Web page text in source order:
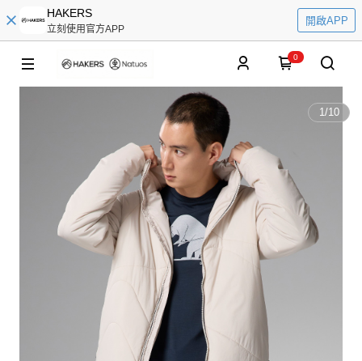
HAKERS
立刻使用官方APP
開啟APP
0
1/10